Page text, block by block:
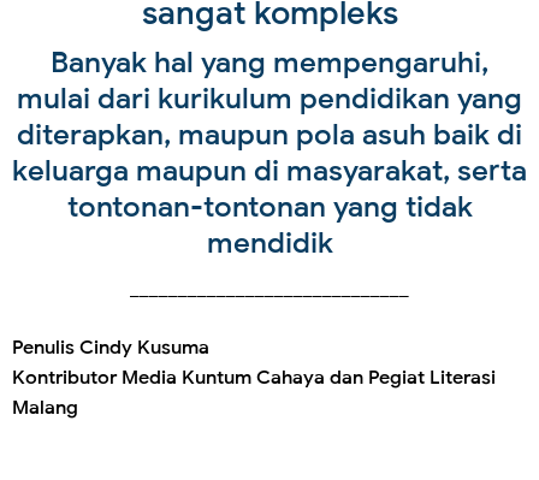
sangat kompleks
Banyak hal yang mempengaruhi,
mulai dari kurikulum pendidikan yang
diterapkan, maupun pola asuh baik di
keluarga maupun di masyarakat, serta
tontonan-tontonan yang tidak
mendidik
Penulis Cindy Kusuma
Kontributor Media Kuntum Cahaya dan Pegiat Literasi
Malang